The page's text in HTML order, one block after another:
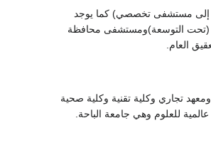
إلى مستشفى تخصصي) كما يوجد
(تحت التوسعة)ومستشفى محافظة
العام.
تجاري وكلية تقنية وكلية صحية